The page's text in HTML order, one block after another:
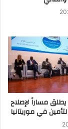
يطلق مساراً لإصلاح
في موريتانيا